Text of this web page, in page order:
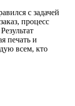
с задачей
процесс
печать и
всем, кто